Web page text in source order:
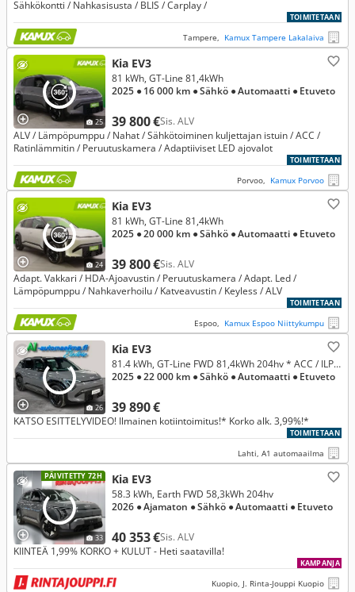
Sähkökontti / Nahkasisusta / BLIS / Carplay /
TOIMITETAAN
Tampere, Kamux Tampere Lakalaiva
25
Kia EV3
39 800 €Sis. ALV
81 kWh, GT-Line 81,4kWh
2025 ● 16 000 km ● Sähkö ● Automaatti ● Etuveto
ALV / Lämpöpumppu / Nahat / Sähkötoiminen kuljettajan istuin / ACC /
Ratinlämmitin / Peruutuskamera / Adaptiiviset LED ajovalot
TOIMITETAAN
Porvoo, Kamux Porvoo
24
Kia EV3
39 800 €Sis. ALV
81 kWh, GT-Line 81,4kWh
2025 ● 20 000 km ● Sähkö ● Automaatti ● Etuveto
Adapt. Vakkari / HDA-Ajoavustin / Peruutuskamera / Adapt. Led /
Lämpöpumppu / Nahkaverhoilu / Katveavustin / Keyless / ALV
TOIMITETAAN
Espoo, Kamux Espoo Niittykumpu
26
Kia EV3
39 890 €
81.4 kWh, GT-Line FWD 81,4kWh 204hv * ACC / ILP / 360° / LED / Keyless / Sähkömuistipenkki / Harman/Kardon * KORKO ALK. 3,99%!*
2025 ● 22 000 km ● Sähkö ● Automaatti ● Etuveto
KATSO ESITTELYVIDEO! Ilmainen kotiintoimitus!* Korko alk. 3,99%!*
TOIMITETAAN
Lahti, A1 automaailma
PÄIVITETTY 72H
33
Kia EV3
40 353 €Sis. ALV
58.3 kWh, Earth FWD 58,3kWh 204hv
2026 ● Ajamaton ● Sähkö ● Automaatti ● Etuveto
KIINTEÄ 1,99% KORKO + KULUT - Heti saatavilla!
KAMPANJA
Kuopio, J. Rinta-Jouppi Kuopio